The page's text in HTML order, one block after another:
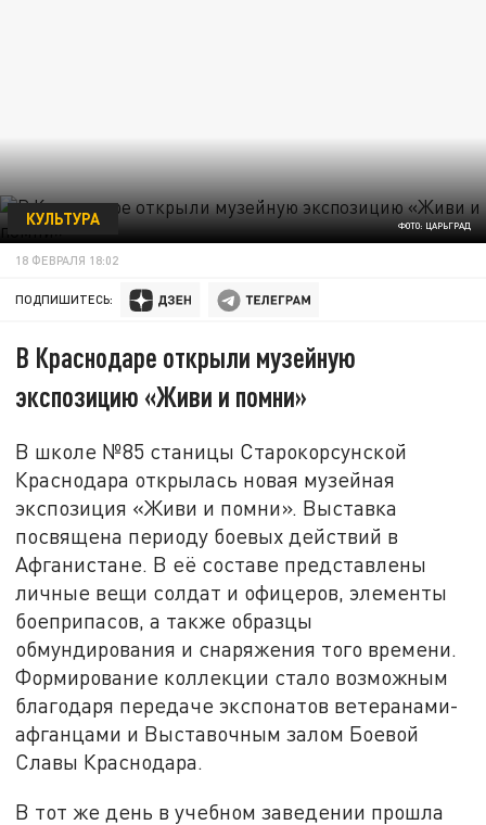
ФОТО: ЦАРЬГРАД
КУЛЬТУРА
18 ФЕВРАЛЯ 18:02
ПОДПИШИТЕСЬ:
В Краснодаре открыли музейную
экспозицию «Живи и помни»
В школе №85 станицы Старокорсунской
Краснодара открылась новая музейная
экспозиция «Живи и помни». Выставка
посвящена периоду боевых действий в
Афганистане. В её составе представлены
личные вещи солдат и офицеров, элементы
боеприпасов, а также образцы
обмундирования и снаряжения того времени.
Формирование коллекции стало возможным
благодаря передаче экспонатов ветеранами-
афганцами и Выставочным залом Боевой
Славы Краснодара.
В тот же день в учебном заведении прошла